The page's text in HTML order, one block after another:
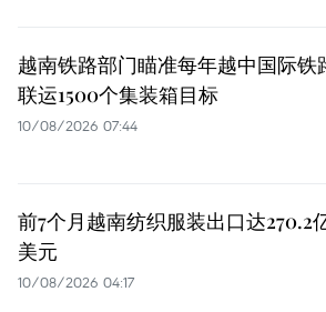
越南铁路部门瞄准每年越中国际铁
联运1500个集装箱目标
10/08/2026 07:44
前7个月越南纺织服装出口达270.2
美元
10/08/2026 04:17